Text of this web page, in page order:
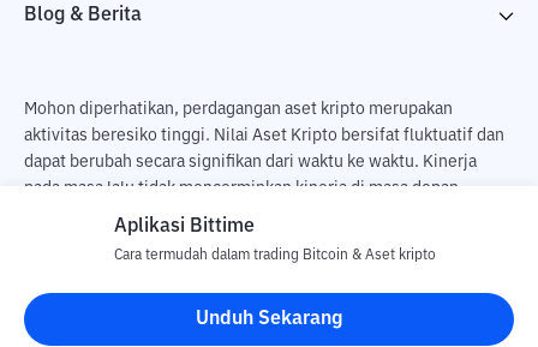
Blog & Berita
Mohon diperhatikan, perdagangan aset kripto merupakan
aktivitas beresiko tinggi. Nilai Aset Kripto bersifat fluktuatif dan
dapat berubah secara signifikan dari waktu ke waktu. Kinerja
pada masa lalu tidak mencerminkan kinerja di masa depan.
Terdapat risiko kehilangan sebagai dampak dari membeli dan
pengguna. PT Utama Aset Digital Indonesia (Bittime) tidak
bertanggung jawab atas perubahan fluktuasi dari nilai tukar Aset
Kripto.
Aplikasi Bittime
Cara termudah dalam trading Bitcoin & Aset kripto
Unduh Sekarang